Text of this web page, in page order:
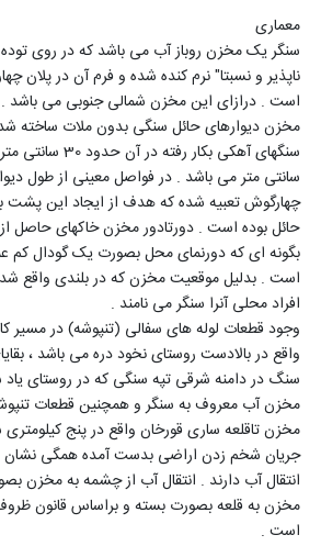
معماری
سنگر یک مخزن روباز آب می باشد که در روی توده
ناپذیر و نسبتا" نرم کنده شده و فرم آن در
است . درازای این مخزن شمالی جنوبی می باشد
مخزن دیوارهای حائل سنگی بدون ملات
سانتی متر می باشد . در فواصل معینی از طول
چهارگوش تعبیه شده که هدف از ایجاد این پشت
حائل بوده است . دورتادور مخزن خاکهای حاصل
بگونه ای که دورنمای محل بصورت یک گودال کم
است . بدلیل موقعیت مخزن که در بلندی واقع
افراد محلی آنرا سنگر می نامند .
وجود قطعات لوله های سفالی (تنپوشه) در مسیر
واقع در بالادست روستای نخود دره می باشد ،
سنگ در دامنه شرقی تپه سنگی که در روستای یاد
مخزن آب معروف به سنگر و همچنین قطعات
مخزن تاقلعه ساری قورخان واقع در پنج کیلومتری
جریان شخم زدن اراضی بدست آمده همگی
انتقال آب دارند . انتقال آب از چشمه به مخزن
مخزن به قلعه بصورت بسته و براساس قانون
است .